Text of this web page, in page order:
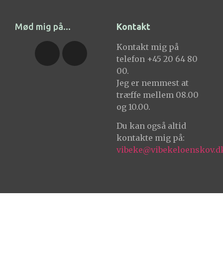
Mød mig på... Kontakt
Kontakt mig på
telefon +45 20 64 80
00.
Jeg er nemmest at
træffe mellem 08.00
og 10.00.
Du kan også altid
kontakte mig på: